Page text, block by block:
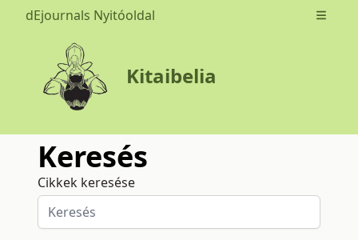
dEjournals Nyitóoldal Open
Kitaibelia
Keresés
Cikkek keresése